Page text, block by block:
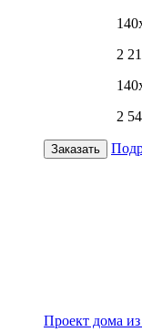
2
2
Заказать
Проект дома